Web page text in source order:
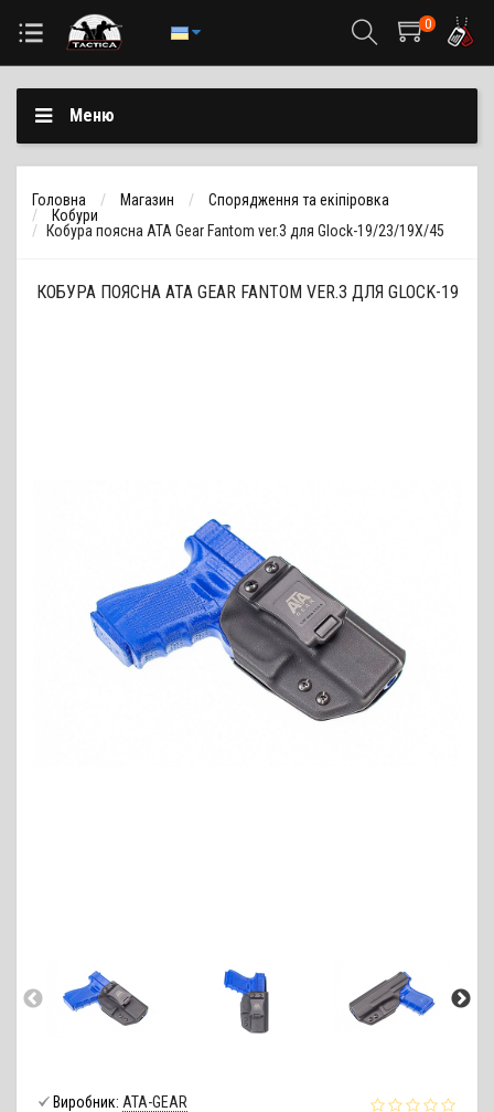
0
Меню
Головна Магазин
Спорядження та екіпіровка
Кобури
Кобура поясна ATA Gear Fantom ver.3 для Glock-19/23/19X/45
КОБУРА ПОЯСНА ATA GEAR FANTOM VER.3 ДЛЯ GLOCK-19
Виробник: ATA-GEAR